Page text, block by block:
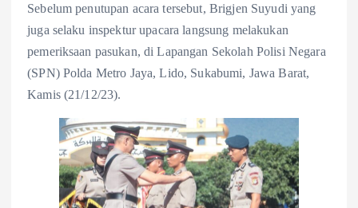
Sebelum penutupan acara tersebut, Brigjen Suyudi yang
juga selaku inspektur upacara langsung melakukan
pemeriksaan pasukan, di Lapangan Sekolah Polisi Negara
(SPN) Polda Metro Jaya, Lido, Sukabumi, Jawa Barat,
Kamis (21/12/23).